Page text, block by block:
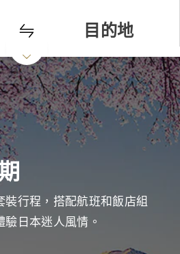
目的地
行程，搭配航班和飯店組
日本迷人風情。